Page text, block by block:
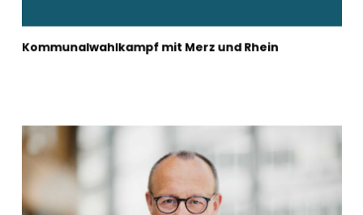
Kommunalwahlkampf mit Merz und Rhein